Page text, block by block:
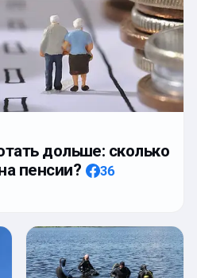
дольше: сколько
пенсии?
36